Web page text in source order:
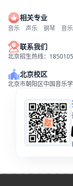
相关专业
音乐 声乐 钢琴 音
联系我们
北京招生热线：
北京校区
北京市朝阳区中国音乐